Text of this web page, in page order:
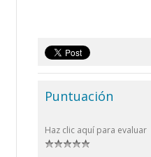
Puntuación
Haz clic aquí para evaluar